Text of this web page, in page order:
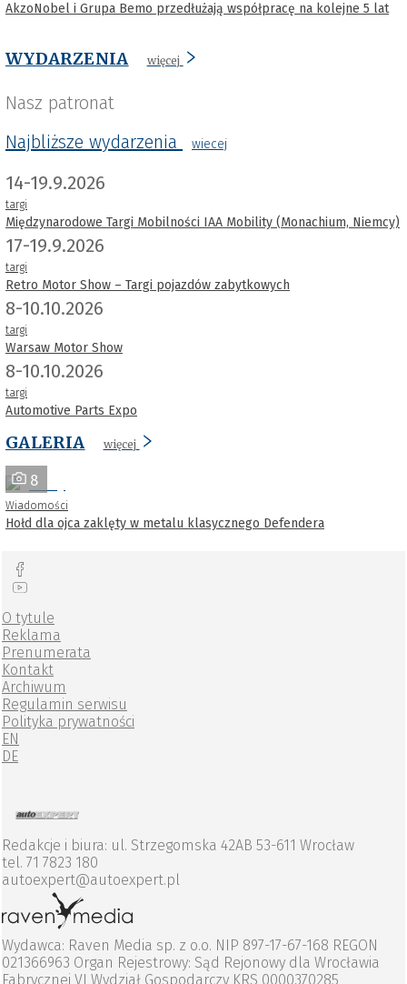
AkzoNobel i Grupa Bemo przedłużają współpracę na kolejne 5 lat
WYDARZENIA więcej
Nasz patronat
Najbliższe wydarzenia
wiecej
14-19.9.2026
targi
Międzynarodowe Targi Mobilności IAA Mobility (Monachium, Niemcy)
17-19.9.2026
targi
Retro Motor Show – Targi pojazdów zabytkowych
8-10.10.2026
targi
Warsaw Motor Show
8-10.10.2026
targi
Automotive Parts Expo
GALERIA więcej
8
Wiadomości
Hołd dla ojca zaklęty w metalu klasycznego Defendera
O tytule
Reklama
Prenumerata
Kontakt
Archiwum
Regulamin serwisu
Polityka prywatności
EN
DE
Redakcje i biura: ul. Strzegomska 42AB 53-611 Wrocław
tel. 71 7823 180
autoexpert@autoexpert.pl
Wydawca: Raven Media sp. z o.o. NIP 897-17-67-168 REGON
021366963 Organ Rejestrowy: Sąd Rejonowy dla Wrocławia
Fabrycznej VI Wydział Gospodarczy KRS 0000370285